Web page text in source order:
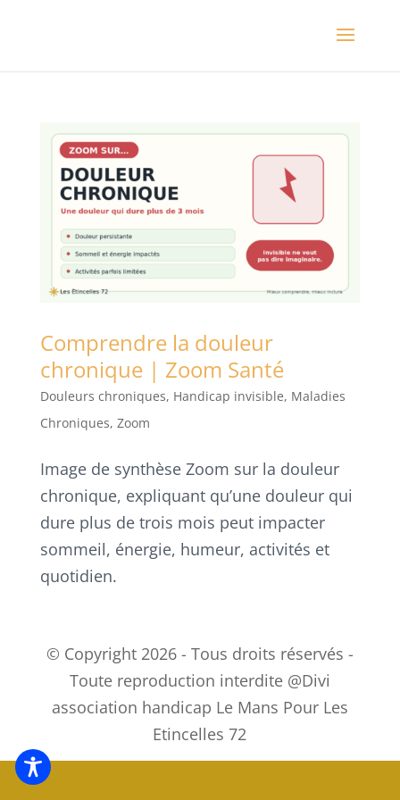
Comprendre la douleur
chronique | Zoom Santé
Douleurs chroniques, Handicap invisible, Maladies
Chroniques, Zoom
Image de synthèse Zoom sur la douleur
chronique, expliquant qu’une douleur qui
dure plus de trois mois peut impacter
sommeil, énergie, humeur, activités et
quotidien.
© Copyright 2026 - Tous droits réservés -
Toute reproduction interdite @Divi
association handicap Le Mans Pour Les
Etincelles 72